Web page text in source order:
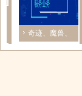
奇迹、魔兽、
区块链……